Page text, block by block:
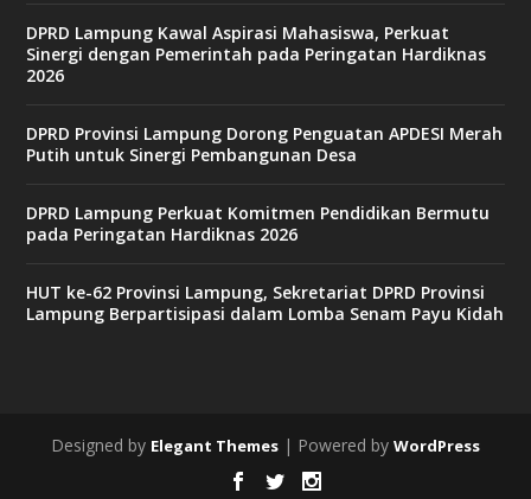
DPRD Lampung Kawal Aspirasi Mahasiswa, Perkuat
Sinergi dengan Pemerintah pada Peringatan Hardiknas
2026
DPRD Provinsi Lampung Dorong Penguatan APDESI Merah
Putih untuk Sinergi Pembangunan Desa
DPRD Lampung Perkuat Komitmen Pendidikan Bermutu
pada Peringatan Hardiknas 2026
HUT ke-62 Provinsi Lampung, Sekretariat DPRD Provinsi
Lampung Berpartisipasi dalam Lomba Senam Payu Kidah
Designed by Elegant Themes | Powered by WordPress